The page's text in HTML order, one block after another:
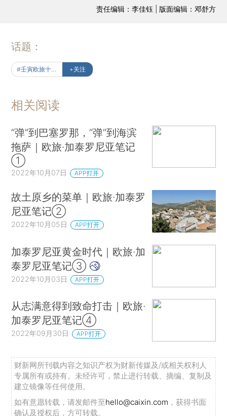
责任编辑：李佳钰 | 版面编辑：邓舒方
话题：
+关注
相关阅读
“弹”到巴塞罗那，“弹”到海滨
拖萨｜欧旅·加泰罗尼亚笔记
①
2022年10月07日 APP打开
故土原乡的菜单｜欧旅·加泰罗
尼亚笔记②
2022年10月05日 APP打开
加泰罗尼亚黄金时代｜欧旅·加
泰罗尼亚笔记③
2022年10月03日 APP打开
从志满意得到致命打击｜欧旅·
加泰罗尼亚笔记④
2022年09月30日 APP打开
财新网所刊载内容之知识产权为财新传媒及/或相关权利人
专属所有或持有。未经许可，禁止进行转载、摘编、复制及
建立镜像等任何使用。
如有意愿转载，请发邮件至hello@caixin.com ，获得书面
确认及授权后，方可转载。